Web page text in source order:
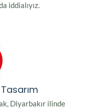
iddialıyız.
Diyarbakır ilinde